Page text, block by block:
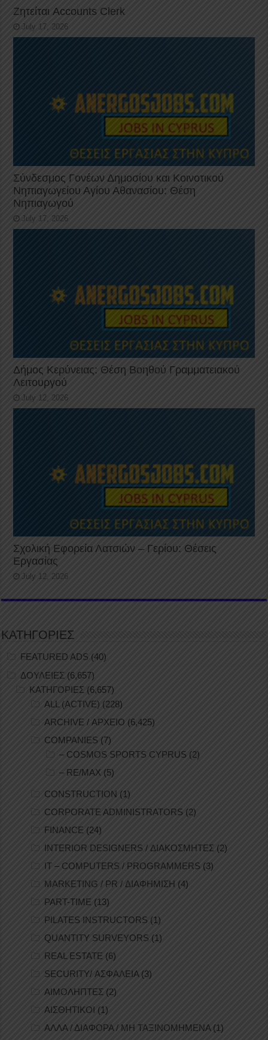
Ζητείται Accounts Clerk
July 17, 2026
Σύνδεσμος Γονέων Δημοσίου και Κοινοτικού
Νηπιαγωγείου Αγίου Αθανασίου: Θέση
Νηπιαγωγού
July 17, 2026
Δήμος Κερύνειας: Θέση Βοηθού Γραμματειακού
Λειτουργού
July 12, 2026
Σχολική Εφορεία Λατσιών – Γερίου: Θέσεις
Εργασίας
July 12, 2026
ΚΑΤΗΓΟΡΙΕΣ
FEATURED ADS (40)
ΔΟΥΛΕΙΕΣ (6,657)
ΚΑΤΗΓΟΡΙΕΣ (6,657)
ALL (ACTIVE) (228)
ARCHIVE / ΑΡΧΕΙΟ (6,425)
COMPANIES (7)
– COSMOS SPORTS CYPRUS (2)
– RE/MAX (5)
CONSTRUCTION (1)
CORPORATE ADMINISTRATORS (2)
FINANCE (24)
INTERIOR DESIGNERS / ΔΙΑΚΟΣΜΗΤΕΣ (2)
IT – COMPUTERS / PROGRAMMERS (3)
MARKETING / PR / ΔΙΑΦΗΜΙΣΗ (4)
PART-TIME (13)
PILATES INSTRUCTORS (1)
QUANTITY SURVEYORS (1)
REAL ESTATE (6)
SECURITY/ ΑΣΦΑΛΕΙΑ(3)
ΑΙΜΟΛΗΠΤΕΣ (2)
ΑΙΣΘΗΤΙΚΟΙ (1)
ΑΛΛΑ / ΔΙΑΦΟΡΑ / ΜΗ ΤΑΞΙΝΟΜΗΜΕΝΑ(1)